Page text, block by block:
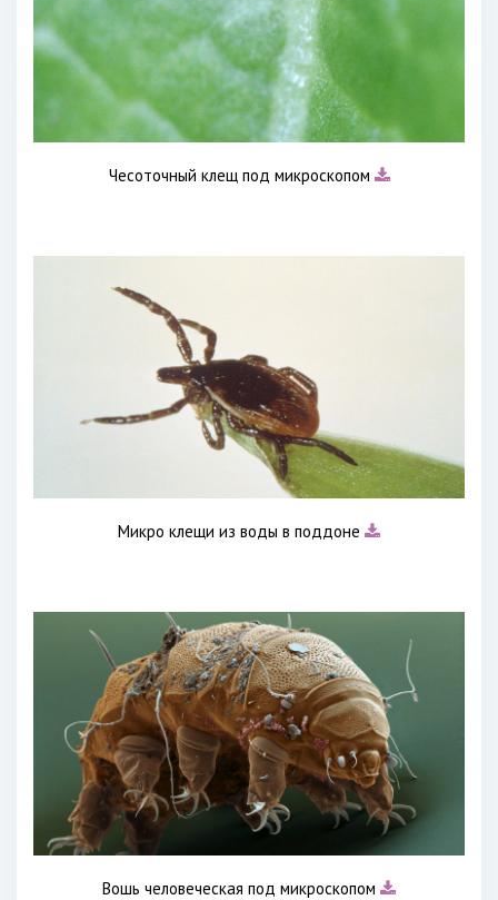
Чесоточный клещ под микроскопом
Микро клещи из воды в поддоне
Вошь человеческая под микроскопом